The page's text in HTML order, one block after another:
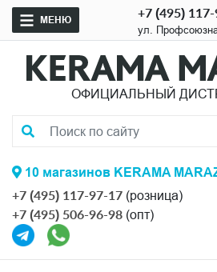
МЕНЮ +7 (495)
ул.
ОФИЦИАЛЬНЫЙ
10 магазинов KERAMA
+7 (495) 117-97-17 (розница)
+7 (495) 506-96-98 (опт)